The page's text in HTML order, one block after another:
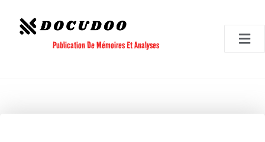
contenu
Publication De Mémoires Et Analyses